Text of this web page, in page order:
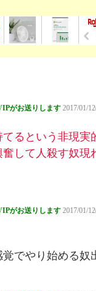
がお送りします 2017/01/
てるという非現実
して人殺す奴現
がお送りします 2017/01/
でやり始める奴